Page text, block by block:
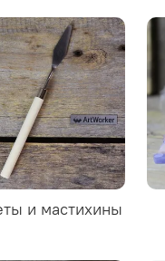
и мастихины